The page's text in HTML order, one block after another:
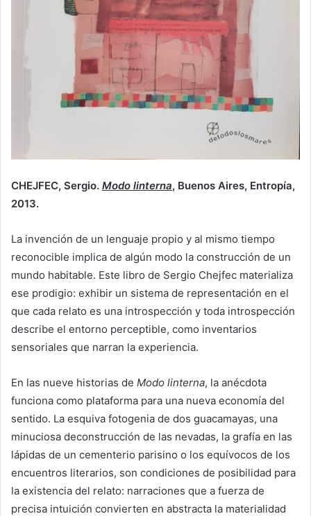
CHEJFEC, Sergio. Modo linterna, Buenos Aires, Entropía,
2013.
La invención de un lenguaje propio y al mismo tiempo
reconocible implica de algún modo la construcción de un
mundo habitable. Este libro de Sergio Chejfec materializa
ese prodigio: exhibir un sistema de representación en el
que cada relato es una introspección y toda introspección
describe el entorno perceptible, como inventarios
sensoriales que narran la experiencia.
En las nueve historias de Modo linterna, la anécdota
funciona como plataforma para una nueva economía del
sentido. La esquiva fotogenia de dos guacamayas, una
minuciosa deconstrucción de las nevadas, la grafía en las
lápidas de un cementerio parisino o los equívocos de los
encuentros literarios, son condiciones de posibilidad para
la existencia del relato: narraciones que a fuerza de
precisa intuición convierten en abstracta la materialidad